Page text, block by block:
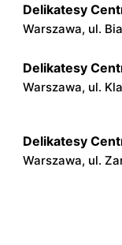
Delikatesy
Warszawa, ul.
Delikatesy
Warszawa, ul.
Delikatesy
Warszawa, ul.